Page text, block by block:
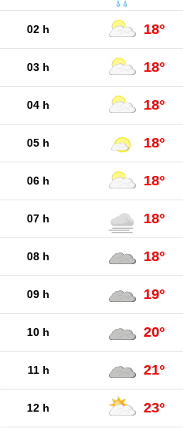
02 h 18°
03 h 18°
04 h 18°
05 h 18°
06 h 18°
07 h 18°
08 h 18°
09 h 19°
10 h 20°
11 h 21°
12 h 23°